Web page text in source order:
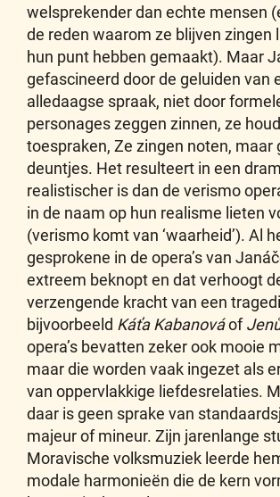
welsprekender dan echte mensen
de reden waarom ze blijven zingen
hun punt hebben gemaakt). Maar
gefascineerd door de geluiden van
alledaagse spraak, niet door
personages zeggen zinnen, ze
toespraken, Ze zingen noten, maar
deuntjes. Het resulteert in een
realistischer is dan de verismo
in de naam op hun realisme lieten
(verismo komt van ‘waarheid’). Al
gesprokene in de opera’s van
extreem beknopt en dat verhoogt
verzengende kracht van een
bijvoorbeeld Káťa Kabanováof
opera’s bevatten zeker ook mooie
maar die worden vaak ingezet als
van oppervlakkige liefdesrelaties.
daar is geen sprake van
majeur of mineur. Zijn jarenlange
Moravische volksmuziek leerde
modale harmonieën die de kern